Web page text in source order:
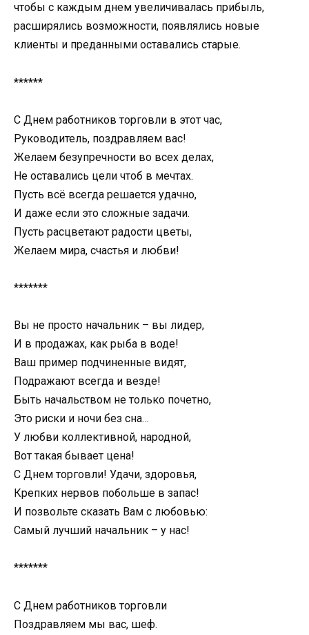
чтобы с каждым днем увеличивалась прибыль,
расширялись возможности, появлялись новые
клиенты и преданными оставались старые.
******
С Днем работников торговли в этот час,
Руководитель, поздравляем вас!
Желаем безупречности во всех делах,
Не оставались цели чтоб в мечтах.
Пусть всё всегда решается удачно,
И даже если это сложные задачи.
Пусть расцветают радости цветы,
Желаем мира, счастья и любви!
*******
Вы не просто начальник – вы лидер,
И в продажах, как рыба в воде!
Ваш пример подчиненные видят,
Подражают всегда и везде!
Быть начальством не только почетно,
Это риски и ночи без сна…
У любви коллективной, народной,
Вот такая бывает цена!
С Днем торговли! Удачи, здоровья,
Крепких нервов побольше в запас!
И позвольте сказать Вам с любовью:
Самый лучший начальник – у нас!
*******
С Днем работников торговли
Поздравляем мы вас, шеф.